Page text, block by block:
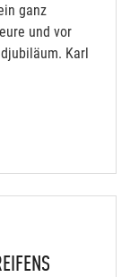
ganz
und vor
Karl